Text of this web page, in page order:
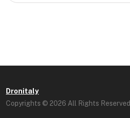
Dronitaly
Copyrights © 2026 All Rights Reserved